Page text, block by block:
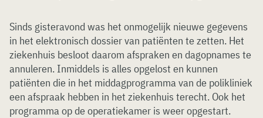
Sinds gisteravond was het onmogelijk nieuwe gegevens
in het elektronisch dossier van patiënten te zetten. Het
ziekenhuis besloot daarom afspraken en dagopnames te
annuleren. Inmiddels is alles opgelost en kunnen
patiënten die in het middagprogramma van de polikliniek
een afspraak hebben in het ziekenhuis terecht. Ook het
programma op de operatiekamer is weer opgestart.